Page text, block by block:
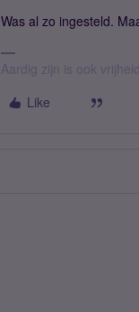
Was al zo ingesteld.
Aardig zijn is ook
Like